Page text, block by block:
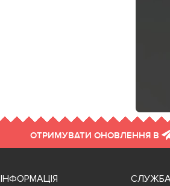
ОТРИМУВАТИ ОНОВЛЕННЯ В
ІНФОРМАЦІЯ